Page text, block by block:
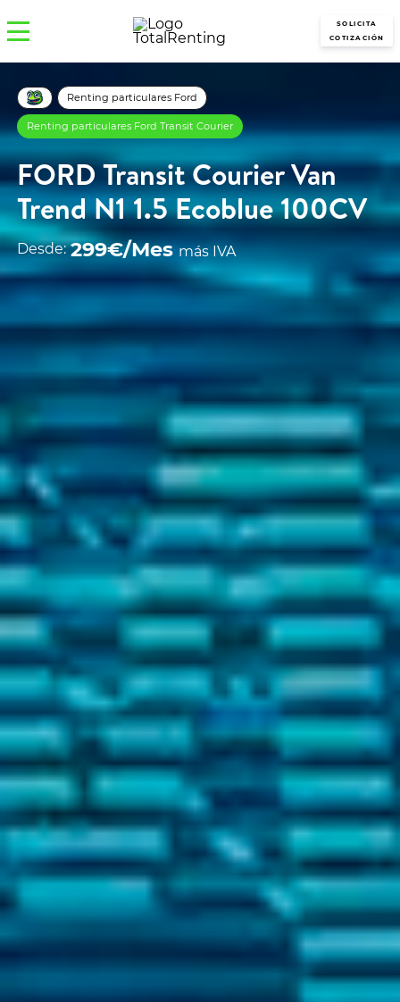
SOLICITA
COTIZACIÓN
Renting particulares Ford
Renting particulares Ford Transit Courier
FORD Transit Courier Van
Trend N1 1.5 Ecoblue 100CV
Desde: 299€/Mesmás IVA